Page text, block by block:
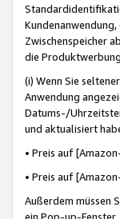
Zwischenspeicher
die
(i) Wenn Sie
Anwendung
Datums-/
und aktualisiert
• Preis auf
• Preis auf
Außerdem müssen
ein Pop-up-